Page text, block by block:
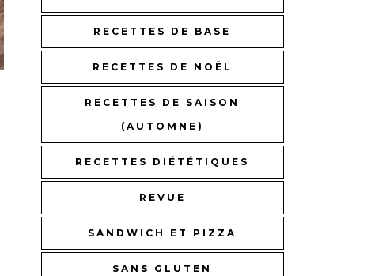
RECETTES DE BASE
RECETTES DE NOËL
RECETTES DE SAISON
(AUTOMNE)
RECETTES DIÉTÉTIQUES
REVUE
SANDWICH ET PIZZA
SANS GLUTEN